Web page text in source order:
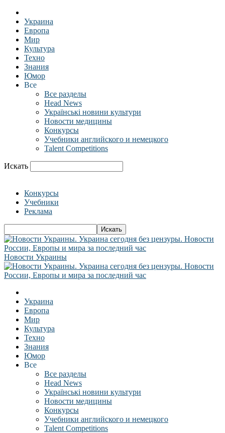
Украина
Европа
Мир
Культура
Техно
Знания
Юмор
Все
Все разделы
Head News
Українські новини культури
Новости медицины
Конкурсы
Учебники английского и немецкого
Talent Competitions
Искать
Конкурсы
Учебники
Реклама
Новости Украины
Украина
Европа
Мир
Культура
Техно
Знания
Юмор
Все
Все разделы
Head News
Українські новини культури
Новости медицины
Конкурсы
Учебники английского и немецкого
Talent Competitions